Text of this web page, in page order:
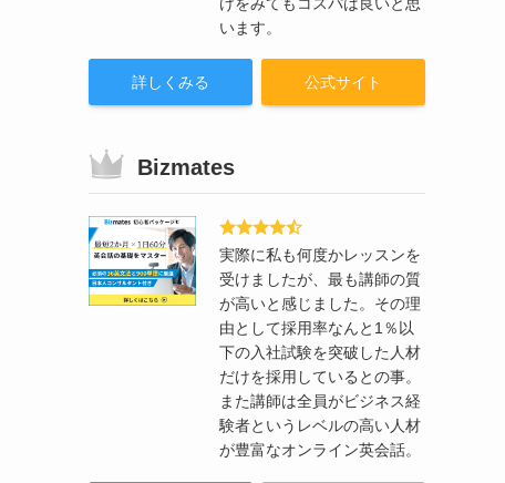
います。
詳しくみる 公式サイト
Bizmates
実際に私も何度かレッスンを
受けましたが、最も講師の質
が高いと感じました。その理
由として採用率なんと1％以
下の入社試験を突破した人材
だけを採用しているとの事。
また講師は全員がビジネス経
験者というレベルの高い人材
が豊富なオンライン英会話。